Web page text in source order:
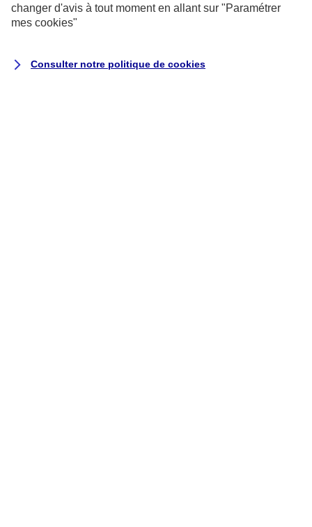
Les soins sont adaptés en conséquence : même la
chimiothérapie, la rééducation, l’assistance
dispensés.
changer d'avis à tout moment en allant sur "Paramétrer
mes cookies"
Consulter notre politique de cookies